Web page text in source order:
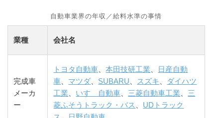
自動車業界の年収／給料水準の事情
業種 会社名
完成車
メーカ
ー
トヨタ自動車 、本田技研工業
日産自動
車
マツダ SUBARU スズキ
ダイハツ
工業
いすゞ自動車 三菱自動車工業
三
菱ふそうトラック・バス
UDトラック